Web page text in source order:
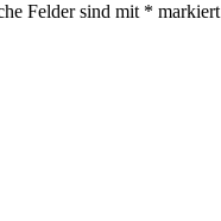
Felder sind mit * markiert